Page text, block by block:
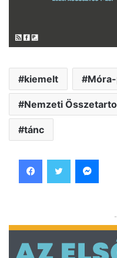
kiemelt
Nemzeti
tánc